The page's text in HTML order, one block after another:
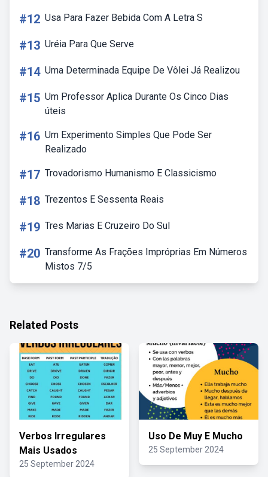
#12 Usa Para Fazer Bebida Com A Letra S
#13 Uréia Para Que Serve
#14 Uma Determinada Equipe De Vôlei Já Realizou
#15 Um Professor Aplica Durante Os Cinco Dias
úteis
#16 Um Experimento Simples Que Pode Ser
Realizado
#17 Trovadorismo Humanismo E Classicismo
#18 Trezentos E Sessenta Reais
#19 Tres Marias E Cruzeiro Do Sul
#20 Transforme As Frações Impróprias Em Números
Mistos 7/5
Related Posts
Verbos Irregulares
Mais Usados
25 September 2024
Uso De Muy E Mucho
25 September 2024